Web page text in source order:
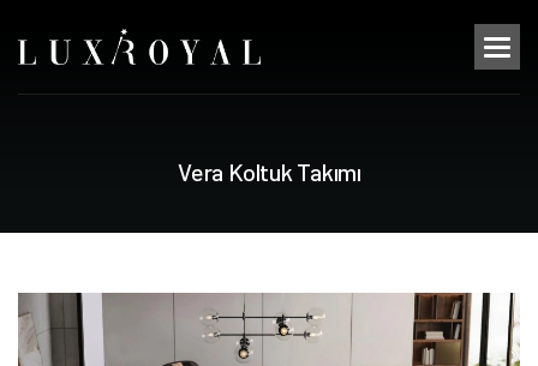
Vera Koltuk Takımı